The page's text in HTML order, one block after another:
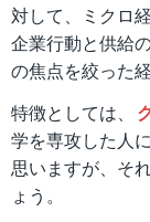
対して、ミクロ
企業行動と供給
の焦点を絞った
特徴としては、
学を専攻した人
思いますが、そ
ょう。